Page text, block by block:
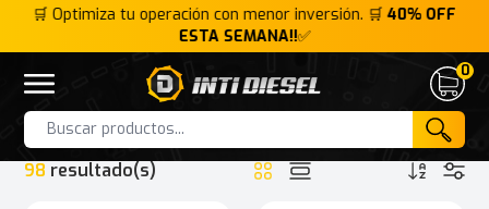
🛒 Optimiza tu operación con menor inversión. 🛒40% OFF
ESTA SEMANA!!✅
Open menu
Inti Diesel
Cart
0
HOME CATEGORIA
Products
98 resultado(s)